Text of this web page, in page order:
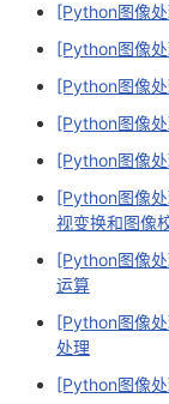
[Python图像
[Python图像
[Python图像
[Python图像
[Python图像
[Python图像
视变换和图像
[Python图像
运算
[Python图像
处理
[Python图像